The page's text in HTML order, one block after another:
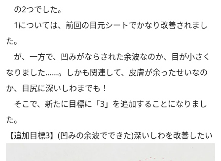
の2つでした。
1については、前回の目元シートでかなり改善されまし
た。
が、一方で、凹みがならされた余波なのか、目が小さく
なりました……。しかも関連して、皮膚が余ったせいなの
か、目尻に深いしわまでも！
そこで、新たに目標に「3」を追加することになりまし
た。
【追加目標3】(凹みの余波でできた)深いしわを改善したい